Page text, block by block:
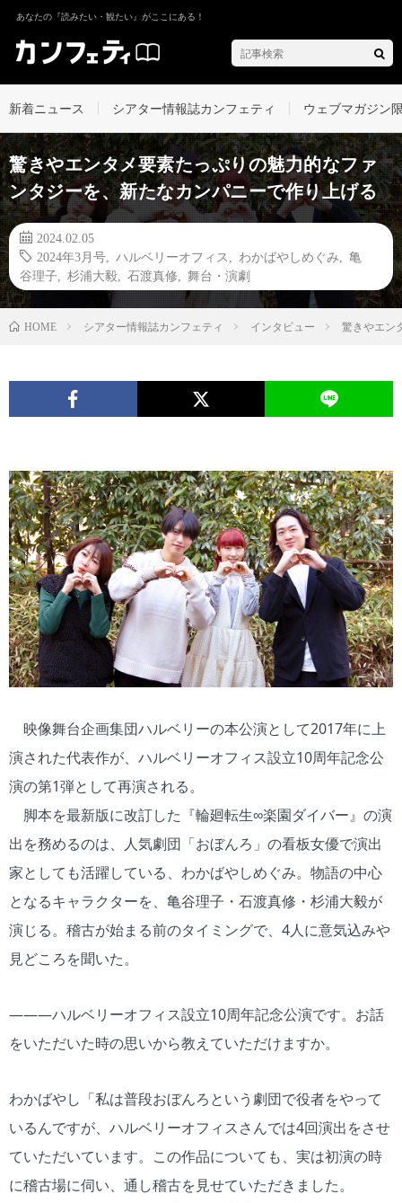
あなたの『読みたい・観たい』がここにある！
新着ニュース シアター情報誌カンフェティ ウェブマガジン
驚きやエンタメ要素たっぷりの魅力的なファ
ンタジーを、新たなカンパニーで作り上げる
2024.02.05
2024年3月号
ハルベリーオフィス わかばやしめぐみ
亀
谷理子
杉浦大毅 石渡真修 舞台・演劇
HOME シアター情報誌カンフェティ インタビュー 驚きやエン
映像舞台企画集団ハルベリーの本公演として2017年に上
演された代表作が、ハルベリーオフィス設立10周年記念公
演の第1弾として再演される。
脚本を最新版に改訂した『輪廻転生∞楽園ダイバー』の演
出を務めるのは、人気劇団「おぼんろ」の看板女優で演出
家としても活躍している、わかばやしめぐみ。物語の中心
となるキャラクターを、亀谷理子・石渡真修・杉浦大毅が
演じる。稽古が始まる前のタイミングで、4人に意気込みや
見どころを聞いた。
―――ハルベリーオフィス設立10周年記念公演です。お話
をいただいた時の思いから教えていただけますか。
わかばやし「私は普段おぼんろという劇団で役者をやって
いるんですが、ハルベリーオフィスさんでは4回演出をさせ
ていただいています。この作品についても、実は初演の時
に稽古場に伺い、通し稽古を見せていただきました。